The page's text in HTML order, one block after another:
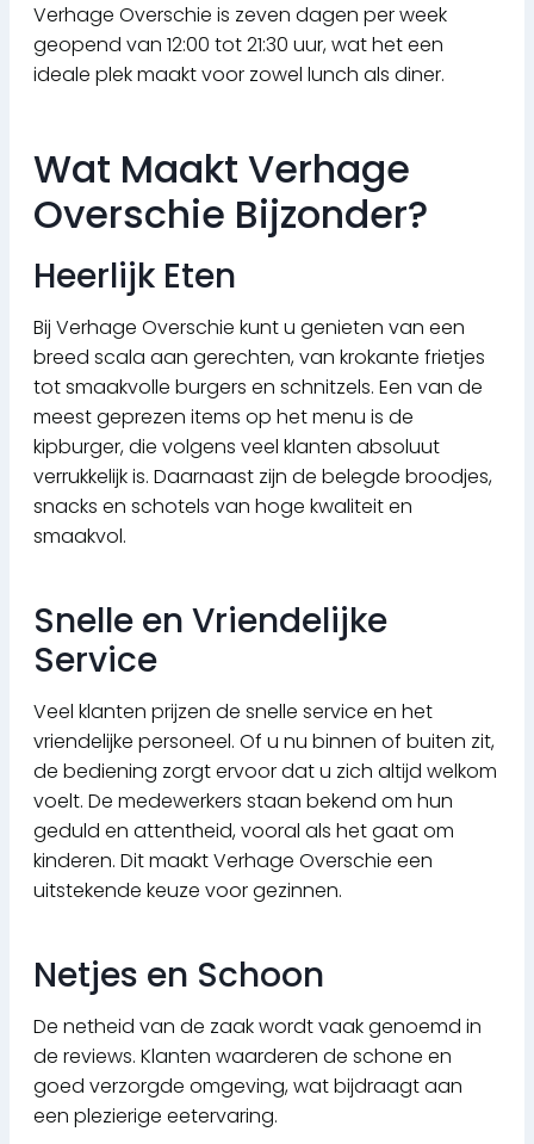
Verhage Overschie is zeven dagen per week
geopend van 12:00 tot 21:30 uur, wat het een
ideale plek maakt voor zowel lunch als diner.
Wat Maakt Verhage
Overschie Bijzonder?
Heerlijk Eten
Bij Verhage Overschie kunt u genieten van een
breed scala aan gerechten, van krokante frietjes
tot smaakvolle burgers en schnitzels. Een van de
meest geprezen items op het menu is de
kipburger, die volgens veel klanten absoluut
verrukkelijk is. Daarnaast zijn de belegde broodjes,
snacks en schotels van hoge kwaliteit en
smaakvol.
Snelle en Vriendelijke
Service
Veel klanten prijzen de snelle service en het
vriendelijke personeel. Of u nu binnen of buiten zit,
de bediening zorgt ervoor dat u zich altijd welkom
voelt. De medewerkers staan bekend om hun
geduld en attentheid, vooral als het gaat om
kinderen. Dit maakt Verhage Overschie een
uitstekende keuze voor gezinnen.
Netjes en Schoon
De netheid van de zaak wordt vaak genoemd in
de reviews. Klanten waarderen de schone en
goed verzorgde omgeving, wat bijdraagt aan
een plezierige eetervaring.